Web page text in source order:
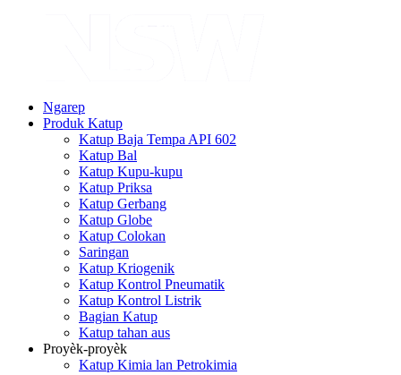
Ngarep
Produk Katup
Katup Baja Tempa API 602
Katup Bal
Katup Kupu-kupu
Katup Priksa
Katup Gerbang
Katup Globe
Katup Colokan
Saringan
Katup Kriogenik
Katup Kontrol Pneumatik
Katup Kontrol Listrik
Bagian Katup
Katup tahan aus
Proyèk-proyèk
Katup Kimia lan Petrokimia